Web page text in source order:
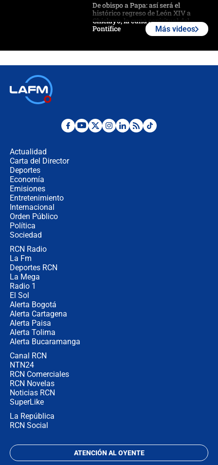
De obispo a Papa: así será el
histórico regreso de León XIV a
Chiclayo, la cuna espiritual del
Pontífice
¿La posesión de Abelardo De la
Más videos
Actualidad
Carta del Director
Deportes
Economía
Emisiones
Entretenimiento
Internacional
Orden Público
Política
Sociedad
RCN Radio
La Fm
Deportes RCN
La Mega
Radio 1
El Sol
Alerta Bogotá
Alerta Cartagena
Alerta Paisa
Alerta Tolima
Alerta Bucaramanga
Canal RCN
NTN24
RCN Comerciales
RCN Novelas
Noticias RCN
SuperLike
La República
RCN Social
ATENCIÓN AL OYENTE